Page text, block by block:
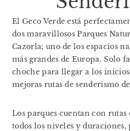
El Geco Verde está
dos maravillosos Parques
Cazorla; uno de los espacios
más grandes de Europa. Solo
choche para llegar a los inicios
mejoras rutas de senderismo
Los parques cuentan con rutas
todos los niveles y duraciones,